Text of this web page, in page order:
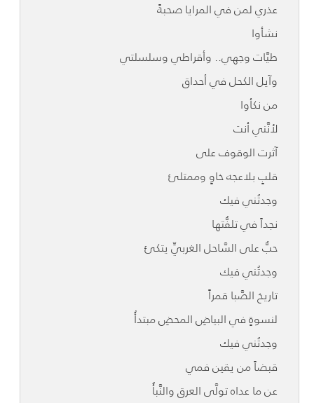
عذري لمن في المرايا صحبةً
نشأوا
طيَّات وجهي.. وأقراطي وسلسلتي
وآيل الكحل في أحداق
من نكأوا
لأنَّني أنت
آثرت الوقوف على
قلبٍ بلاعجه خاوٍ وممتلئ
وجدتُني فيك
نجداً في تلفُّتها
حبٌّ على السَّاحل الغربيِّ يتكئ
وجدتُني فيك
تاريخ الصَّبا قمراً
لنسوةٍ في البياضِ المحضِ مبتدأُ
وجدتُني فيك
قبضاً من يقين فمي
عن ما عداه تولَّى العرق والنَّبأُ